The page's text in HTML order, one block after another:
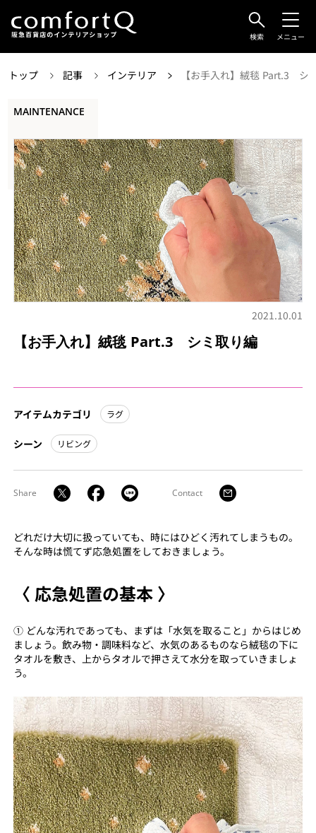
検索 メニュー
トップ 記事 インテリア 【お手入れ】絨毯 Part.3 シ
MAINTENANCE
2021.10.01
【お手入れ】絨毯 Part.3 シミ取り編
アイテムカテゴリ ラグ
シーン リビング
Share Contact
どれだけ大切に扱っていても、時にはひどく汚れてしまうもの。
そんな時は慌てず応急処置をしておきましょう。
〈 応急処置の基本 〉
① どんな汚れであっても、まずは「水気を取ること」からはじめ
ましょう。飲み物・調味料など、水気のあるものなら絨毯の下に
タオルを敷き、上からタオルで押さえて水分を取っていきましょ
う。